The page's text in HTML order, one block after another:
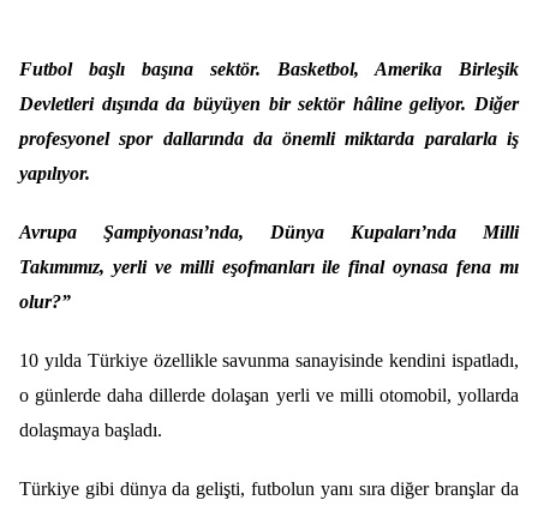
Futbol başlı başına sektör. Basketbol, Amerika Birleşik
Devletleri dışında da büyüyen bir sektör hâline geliyor. Diğer
profesyonel spor dallarında da önemli miktarda paralarla iş
yapılıyor.
Avrupa Şampiyonası’nda, Dünya Kupaları’nda Milli
Takımımız, yerli ve milli eşofmanları ile final oynasa fena mı
olur?”
10 yılda Türkiye özellikle savunma sanayisinde kendini ispatladı,
o günlerde daha dillerde dolaşan yerli ve milli otomobil, yollarda
dolaşmaya başladı.
Türkiye gibi dünya da gelişti, futbolun yanı sıra diğer branşlar da